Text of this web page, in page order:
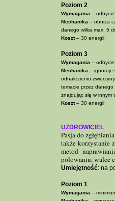
Poziom 2
Wymagania –
Mechanika – obniża
danego wilka max. 5
Koszt– 30 energii
Poziom 3
Wymagania –
Mechanika – ignoruje
odnalezieniu
temacie przez danego
znajdując się w innym
Koszt– 30 energii
UZDROWICIEL
Pasja do
także korzystanie
metod
polowaniu, walce
Umiejętność: na
Poziom 1
Wymagania –